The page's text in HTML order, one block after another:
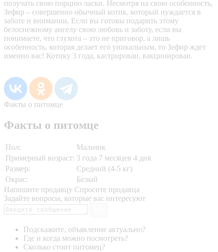
получать свою порцию ласки. Несмотря на свою особенность,
Зефир – совершенно обычный котик, который нуждается в
заботе и внимании. Если вы готовы подарить этому
белоснежному ангелу свою любовь и заботу, если вы
понимаете, что глухота – это не приговор, а лишь
особенность, которая делает его уникальным, то Зефир ждет
именно вас! Котику 3 года, кастрирован, вакцинирован.
Факты о питомце
Факты о питомце
Пол:
Мальчик
Примерный возраст: 3 года 7 месяцев 4 дня
Размер:
Средний (4-5 кг)
Окрас:
Белый
Напишите продавцу Спросите продавца
Задайте вопросы, которые вас интересуют
Подскажите, объявление актуально?
Где и когда можно посмотреть?
Сколько стоит питомец?